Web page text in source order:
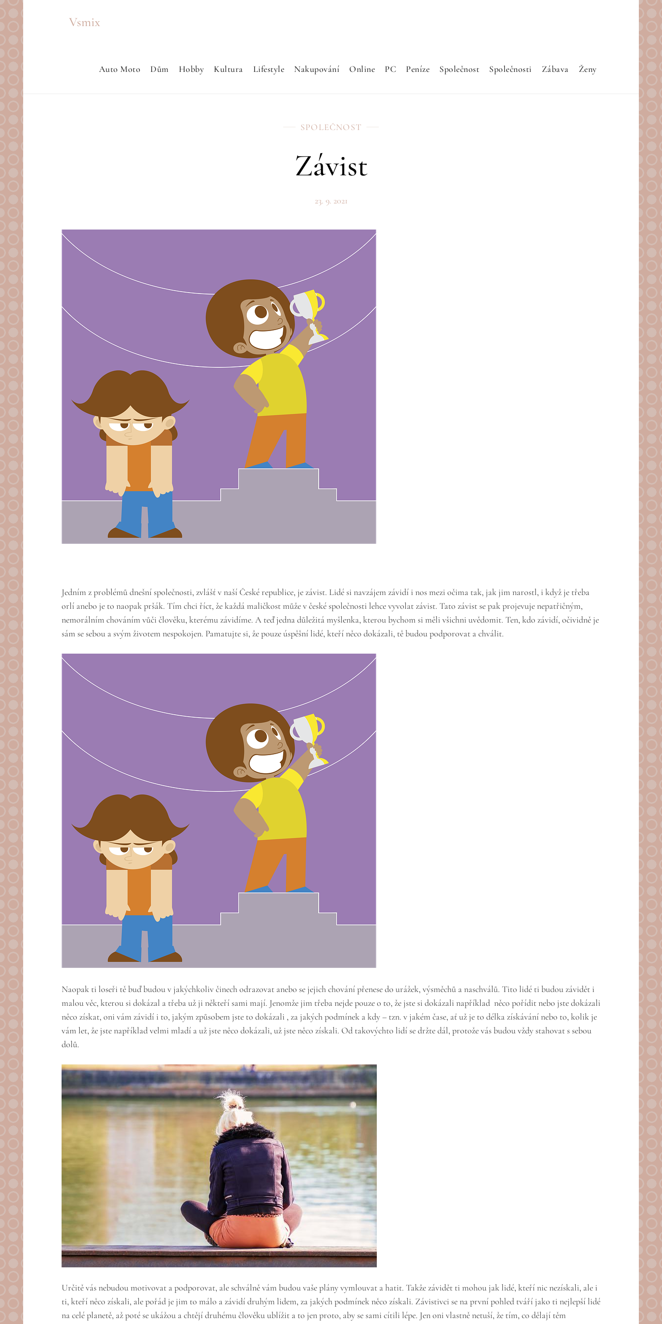
Vsmix
Auto Moto Dům Hobby Kultura Lifestyle Nakupování Online PC Peníze Společnost Společnosti Zábava Ženy
SPOLEČNOST
Závist
23. 9. 2021
Jedním z problémů dnešní společnosti, zvlášť v naší České republice, je závist. Lidé si navzájem závidí i nos mezi očima tak, jak jim narostl, i když je třeba
orlí anebo je to naopak pršák. Tím chci říct, že každá maličkost může v české společnosti lehce vyvolat závist. Tato závist se pak projevuje nepatřičným,
nemorálním chováním vůči člověku, kterému závidíme. A teď jedna důležitá myšlenka, kterou bychom si měli všichni uvědomit. Ten, kdo závidí, očividně je
sám se sebou a svým životem nespokojen. Pamatujte si, že pouze úspěšní lidé, kteří něco dokázali, tě budou podporovat a chválit.
Naopak ti loseři tě buď budou v jakýchkoliv činech odrazovat anebo se jejich chování přenese do urážek, výsměchů a naschválů. Tito lidé ti budou závidět i
malou věc, kterou si dokázal a třeba už ji někteří sami mají. Jenomže jim třeba nejde pouze o to, že jste si dokázali například něco pořídit nebo jste dokázali
něco získat, oni vám závidí i to, jakým způsobem jste to dokázali , za jakých podmínek a kdy – tzn. v jakém čase, ať už je to délka získávání nebo to, kolik je
vám let, že jste například velmi mladí a už jste něco dokázali, už jste něco získali. Od takovýchto lidí se držte dál, protože vás budou vždy stahovat s sebou
dolů.
Určitě vás nebudou motivovat a podporovat, ale schválně vám budou vaše plány vymlouvat a hatit. Takže závidět ti mohou jak lidé, kteří nic nezískali, ale i
ti, kteří něco získali, ale pořád je jim to málo a závidí druhým lidem, za jakých podmínek něco získali. Závistivci se na první pohled tváří jako ti nejlepší lidé
na celé planetě, až poté se ukážou a chtějí druhému člověku ublížit a to jen proto, aby se sami cítili lépe. Jen oni vlastně netuší, že tím, co dělají těm